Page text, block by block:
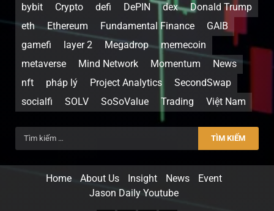
bybit
Crypto defi DePIN dex
Donald Trump
eth
Ethereum Fundamental Finance
GAIB
gamefi
layer 2 Megadrop
memecoin
metaverse
Mind Network Momentum
News
nft
pháp lý Project Analytics
SecondSwap
socialfi
SOLV SoSoValue Trading Việt Nam
Home About Us Insight News
Event
Jason Daily Youtube